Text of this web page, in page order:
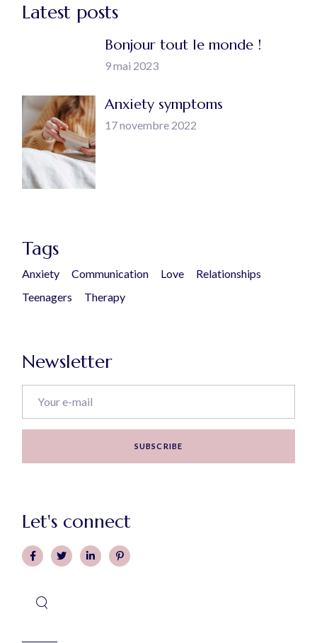
Latest posts
Bonjour tout le monde !
9 mai 2023
Anxiety symptoms
17 novembre 2022
Tags
Anxiety Communication Love
Relationships
Teenagers
Therapy
Newsletter
SUBSCRIBE
Let's connect